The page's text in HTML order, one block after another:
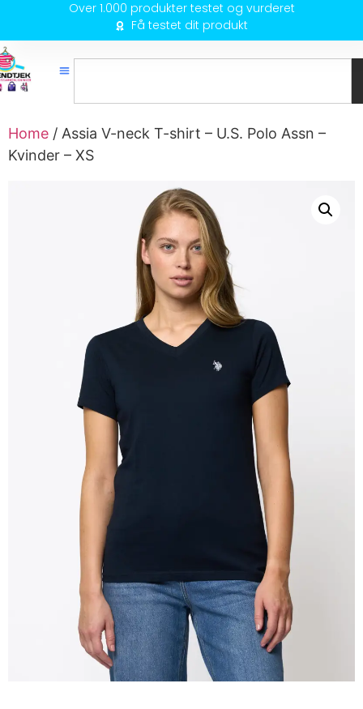
Over 1.000 produkter testet og vurderet
Få testet dit produkt
Home / Assia V-neck T-shirt – U.S. Polo Assn –
Kvinder – XS